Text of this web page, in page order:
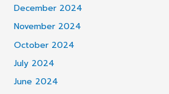
December 2024
November 2024
October 2024
July 2024
June 2024